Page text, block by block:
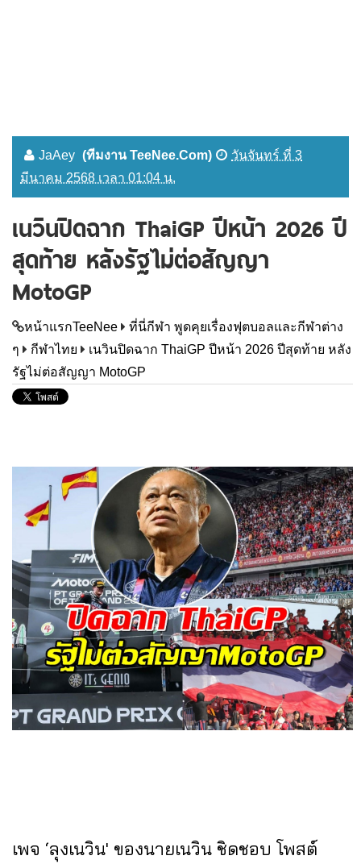
JaAey (ทีมงาน TeeNee.Com)
วันจันทร์ ที่ 3
มีนาคม 2568 เวลา 01:04 น.
เนวินปิดฉาก ThaiGP ปีหน้า 2026 ปี
สุดท้าย หลังรัฐไม่ต่อสัญญา
MotoGP
หน้าแรกTeeNee
ที่นี่กีฬา พูดคุยเรื่องฟุตบอลและกีฬาต่าง
ๆ
กีฬาไทย
เนวินปิดฉาก ThaiGP ปีหน้า 2026 ปีสุดท้าย หลัง
รัฐไม่ต่อสัญญา MotoGP
เพจ ‘ลุงเนวิน' ของนายเนวิน ชิดชอบ โพสต์